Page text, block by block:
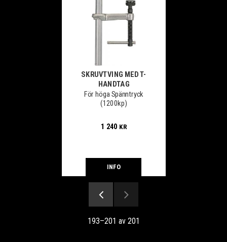
SKRUVTVING MED T-
HANDTAG
För höga Spänntryck
(1200kp)
1 240 KR
INFO
193–201 av 201